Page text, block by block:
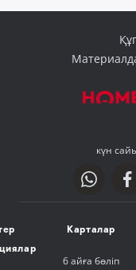
күн
Карталар
6 айға бөліп